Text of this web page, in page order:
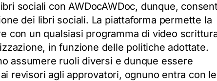
sociali con AWDocAWDoc, dunque,
dei libri sociali. La piattaforma permette la
con un qualsiasi programma di video
in funzione delle politiche adottate.
assumere ruoli diversi e dunque essere
revisori agli approvatori, ognuno entra con le